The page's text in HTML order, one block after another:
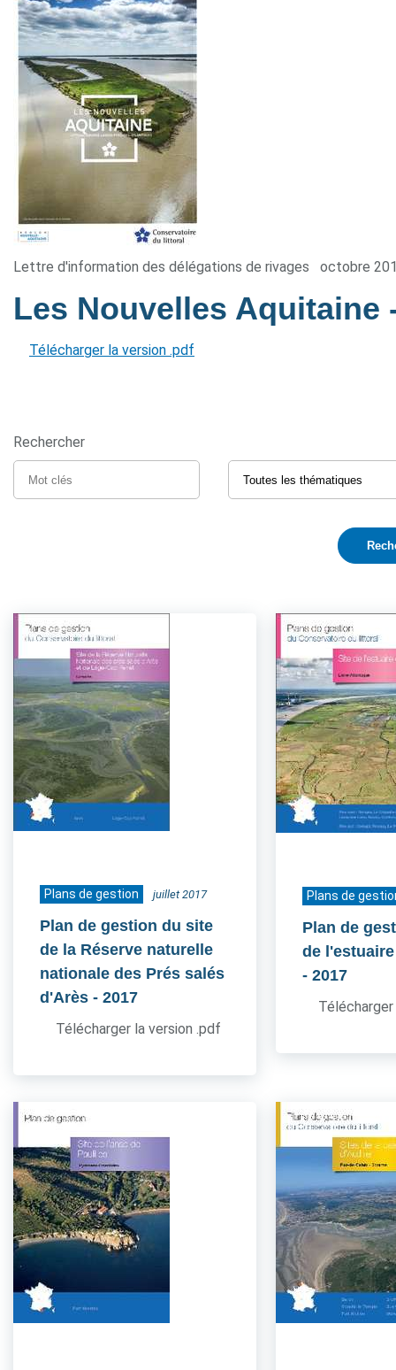
Lettre d'information des délégations de rivages octobre
Les Nouvelles Aquitaine
Télécharger la version .pdf
Rechercher
Plans de gestion juillet 2017
Plan de gestion du site
de la Réserve naturelle
nationale des Prés salés
d'Arès - 2017
Télécharger la version .pdf
Plans de
Plan de
de
- 2017